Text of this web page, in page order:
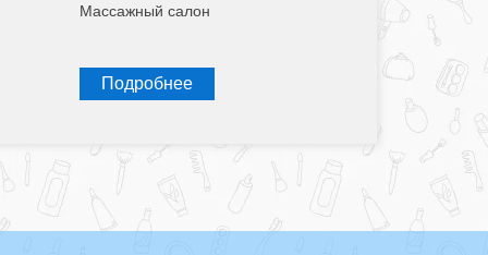
Массажный салон
Подробнее